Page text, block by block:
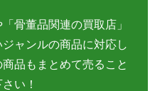
骨董品関連の買取店」
ャンルの商品に対応し
品もまとめて売ること
い！